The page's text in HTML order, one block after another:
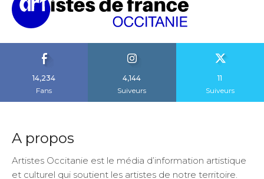
14,234
Fans
4,144
Suiveurs
11
Suiveurs
A propos
Artistes Occitanie est le média d’information artistique
et culturel qui soutient les artistes de notre territoire.